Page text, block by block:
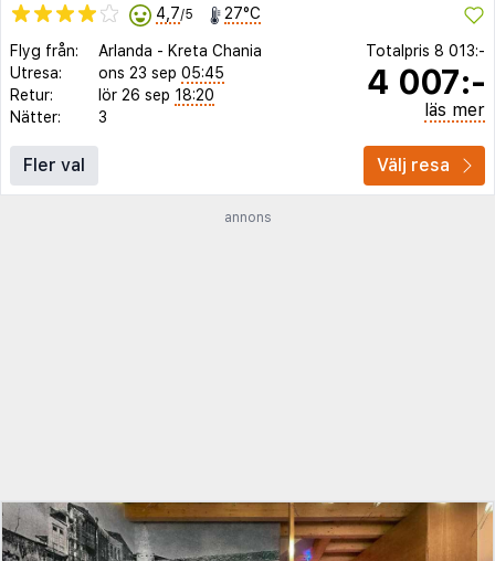
4,7/5 27°C
Flyg från: Arlanda - Kreta Chania
Utresa:
ons 23 sep 05:45
Retur:
lör 26 sep 18:20
Nätter:
3
Totalpris 8 013:-
4 007:-
läs mer
Fler val Välj resa
annons